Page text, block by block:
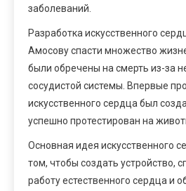
заболеваний.
Разработка искусственного
Амосову спасти множество
были обречены на смерть из-за
сосудистой системы. Впервые
искусственного сердца был
успешно протестирован на
Основная идея искусственного
том, чтобы создать устройство,
работу естественного сердца и